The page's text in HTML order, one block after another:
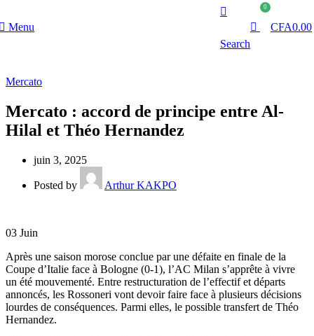
Menu
Search
0
CFA0.00
Mercato
Mercato : accord de principe entre Al-
Hilal et Théo Hernandez
juin 3, 2025
Posted by Arthur KAKPO
03 Juin
Après une saison morose conclue par une défaite en finale de la
Coupe d’Italie face à Bologne (0-1), l’AC Milan s’apprête à vivre
un été mouvementé. Entre restructuration de l’effectif et départs
annoncés, les Rossoneri vont devoir faire face à plusieurs décisions
lourdes de conséquences. Parmi elles, le possible transfert de Théo
Hernandez.